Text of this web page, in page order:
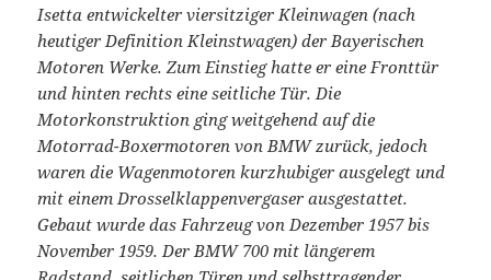
Isetta entwickelter viersitziger Kleinwagen (nach
heutiger Definition Kleinstwagen) der Bayerischen
Motoren Werke. Zum Einstieg hatte er eine Fronttür
und hinten rechts eine seitliche Tür. Die
Motorkonstruktion ging weitgehend auf die
Motorrad-Boxermotoren von BMW zurück, jedoch
waren die Wagenmotoren kurzhubiger ausgelegt und
mit einem Drosselklappenvergaser ausgestattet.
Gebaut wurde das Fahrzeug von Dezember 1957 bis
November 1959. Der BMW 700 mit längerem